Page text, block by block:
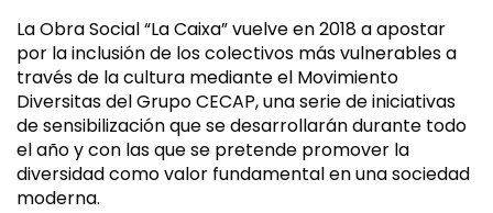
La Obra Social “La Caixa” vuelve en 2018 a apostar
por la inclusión de los colectivos más vulnerables a
través de la cultura mediante el Movimiento
Diversitas del Grupo CECAP, una serie de iniciativas
de sensibilización que se desarrollarán durante todo
el año y con las que se pretende promover la
diversidad como valor fundamental en una sociedad
moderna.